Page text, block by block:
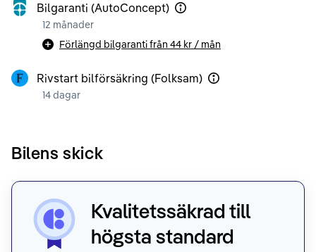
Bilgaranti (AutoConcept)
12 månader
Förlängd bilgaranti från 44 kr / mån
Rivstart bilförsäkring (Folksam)
14 dagar
Bilens skick
Kvalitetssäkrad till
högsta standard